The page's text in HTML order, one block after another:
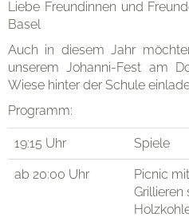
Liebe Freundinnen und
Basel
Auch in diesem Jahr
unserem Johanni-Fest am
Wiese hinter der Schule
Programm:
19:15 Uhr Spiele
ab 20:00 Uhr
Picnic
Grillieren